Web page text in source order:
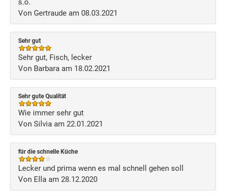
s.o.
Von Gertraude am 08.03.2021
Sehr gut
Sehr gut, Fisch, lecker
Von Barbara am 18.02.2021
Sehr gute Qualität
Wie immer sehr gut
Von Silvia am 22.01.2021
für die schnelle Küche
Lecker und prima wenn es mal schnell gehen soll
Von Ella am 28.12.2020